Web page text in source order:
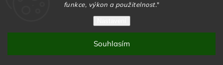
funkce, výkon a použitelnost."
Souhlasím
Vytvořil Shoptet
Shoptet| Design